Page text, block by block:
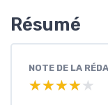
Résumé
NOTE DE LA
★★★★★
★★★★★